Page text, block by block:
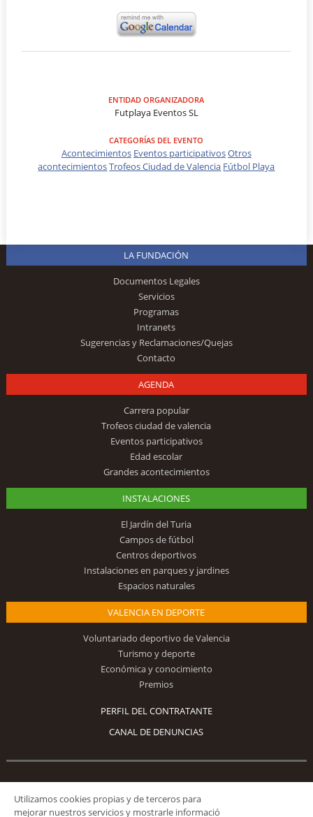
ENTIDAD ORGANIZADORA
Futplaya Eventos SL
CATEGORÍAS DEL EVENTO
Acontecimientos Eventos participativosOtros
acontecimientosTrofeos Ciudad de Valencia Fútbol Playa
LA FUNDACIÓN
Documentos Legales
Servicios
Programas
Intranets
Sugerencias y Reclamaciones/Quejas
Contacto
AGENDA
Carrera popular
Trofeos ciudad de valencia
Eventos participativos
Edad escolar
Grandes acontecimientos
INSTALACIONES
El Jardín del Turia
Campos de fútbol
Centros deportivos
Instalaciones en parques y jardines
Espacios naturales
VALENCIA EN DEPORTE
Voluntariado deportivo de Valencia
Turismo y deporte
Económica y conocimiento
Premios
PERFIL DEL CONTRATANTE
CANAL DE DENUNCIAS
Síguenos
Utilizamos cookies propias y de terceros para
mejorar nuestros servicios y mostrarle informació